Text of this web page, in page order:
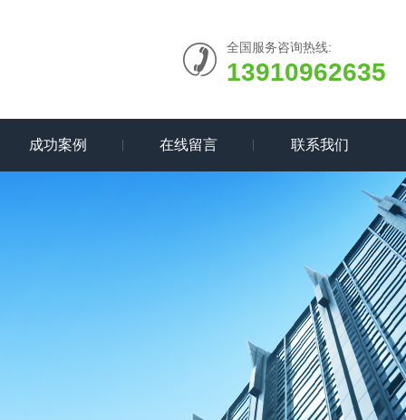
全国服务咨询热线:
13910962635
成功案例 在线留言 联系我们